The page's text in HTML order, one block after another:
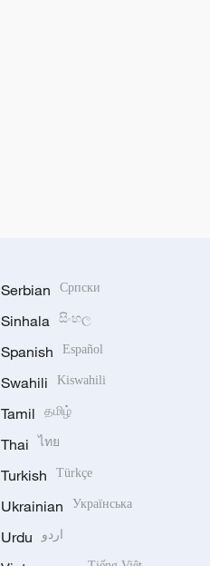
Serbian Српски
Sinhala සිංහල
Spanish Español
Swahili Kiswahili
Tamil தமிழ்
Thai ไทย
Turkish Türkçe
Ukrainian Українська
Urdu اردو